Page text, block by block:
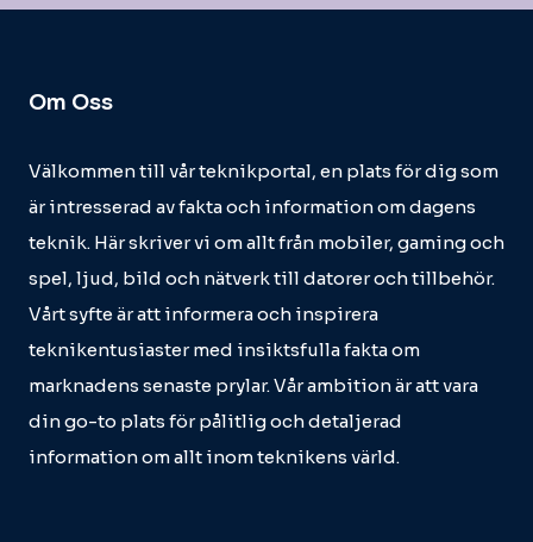
Om Oss
Välkommen till vår teknikportal, en plats för dig som
är intresserad av fakta och information om dagens
teknik. Här skriver vi om allt från mobiler, gaming och
spel, ljud, bild och nätverk till datorer och tillbehör.
Vårt syfte är att informera och inspirera
teknikentusiaster med insiktsfulla fakta om
marknadens senaste prylar. Vår ambition är att vara
din go-to plats för pålitlig och detaljerad
information om allt inom teknikens värld.